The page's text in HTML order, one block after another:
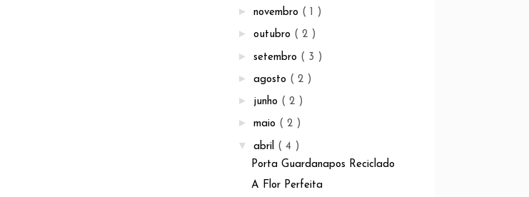
► novembro ( 1 )
► outubro ( 2 )
► setembro ( 3 )
► agosto ( 2 )
► junho ( 2 )
► maio ( 2 )
▼ abril ( 4 )
Porta Guardanapos Reciclado
A Flor Perfeita